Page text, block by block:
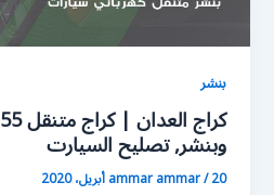
بنشر
وبنشر, تصليح السيارت
ammar ammar/20 أبريل، 2020